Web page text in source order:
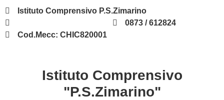
Istituto Comprensivo P.S.Zimarino
0873 / 612824
Cod.Mecc: CHIC820001
Istituto Comprensivo
"P.S.Zimarino"